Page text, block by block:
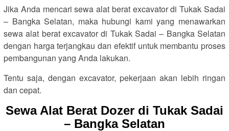
Jika Anda mencari sewa alat berat excavator di Tukak Sadai
– Bangka Selatan, maka hubungi kami yang menawarkan
sewa alat berat excavator di Tukak Sadai – Bangka Selatan
dengan harga terjangkau dan efektif untuk membantu proses
pembangunan yang Anda lakukan.
Tentu saja, dengan excavator, pekerjaan akan lebih ringan
dan cepat.
Sewa Alat Berat Dozer di Tukak Sadai
– Bangka Selatan